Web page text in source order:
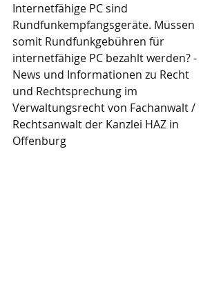
Internetfähige PC sind
Rundfunkempfangsgeräte. Müssen
somit Rundfunkgebühren für
internetfähige PC bezahlt werden? -
News und Informationen zu Recht
und Rechtsprechung im
Verwaltungsrecht von Fachanwalt /
Rechtsanwalt der Kanzlei HAZ in
Offenburg